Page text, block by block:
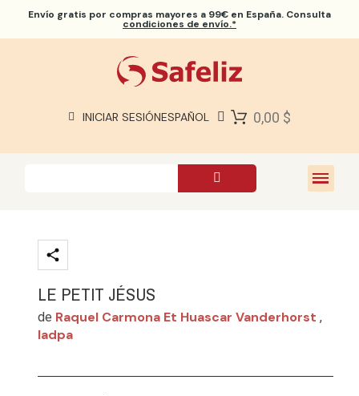
Envío gratis por compras mayores a 99€ en España. Consulta
condiciones de envío.*
INICIAR SESIÓNESPAÑOL 0,00 $
LE PETIT JÉSUS
de Raquel Carmona Et Huascar Vanderhorst ,
Iadpa